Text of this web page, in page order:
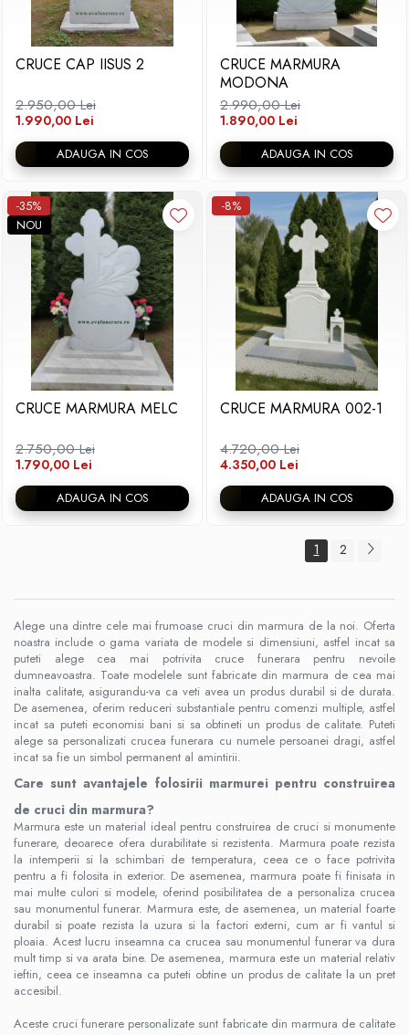
CRUCE CAP IISUS 2
2.950,00 Lei
1.990,00 Lei
ADAUGA IN COS
CRUCE MARMURA
MODONA
2.990,00 Lei
1.890,00 Lei
ADAUGA IN COS
-35%
NOU
CRUCE MARMURA MELC
2.750,00 Lei
1.790,00 Lei
ADAUGA IN COS
-8%
CRUCE MARMURA 002-1
4.720,00 Lei
4.350,00 Lei
ADAUGA IN COS
1 2
Alege una dintre cele mai frumoase cruci din marmura de la noi. Oferta
noastra include o gama variata de modele si dimensiuni, astfel incat sa
puteti alege cea mai potrivita cruce funerara pentru nevoile
dumneavoastra. Toate modelele sunt fabricate din marmura de cea mai
inalta calitate, asigurandu-va ca veti avea un produs durabil si de durata.
De asemenea, oferim reduceri substantiale pentru comenzi multiple, astfel
incat sa puteti economisi bani si sa obtineti un produs de calitate. Puteti
alege sa personalizati crucea funerara cu numele persoanei dragi, astfel
incat sa fie un simbol permanent al amintirii.
Care sunt avantajele folosirii marmurei pentru construirea
de cruci din marmura?
Marmura este un material ideal pentru construirea de cruci si monumente
funerare, deoarece ofera durabilitate si rezistenta. Marmura poate rezista
la intemperii si la schimbari de temperatura, ceea ce o face potrivita
pentru a fi folosita in exterior. De asemenea, marmura poate fi finisata in
mai multe culori si modele, oferind posibilitatea de a personaliza crucea
sau monumentul funerar. Marmura este, de asemenea, un material foarte
durabil si poate rezista la uzura si la factori externi, cum ar fi vantul si
ploaia. Acest lucru inseamna ca crucea sau monumentul funerar va dura
mult timp si va arata bine. De asemenea, marmura este un material relativ
ieftin, ceea ce inseamna ca puteti obtine un produs de calitate la un pret
accesibil.
Aceste cruci funerare personalizate sunt fabricate din marmura de calitate